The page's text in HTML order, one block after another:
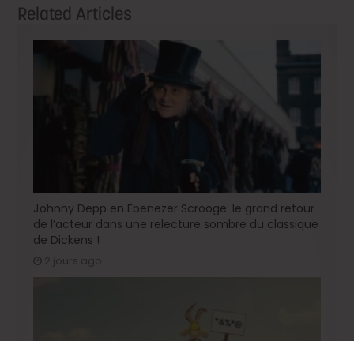
Related Articles
Johnny Depp en Ebenezer Scrooge: le grand retour
de l’acteur dans une relecture sombre du classique
de Dickens !
2 jours ago